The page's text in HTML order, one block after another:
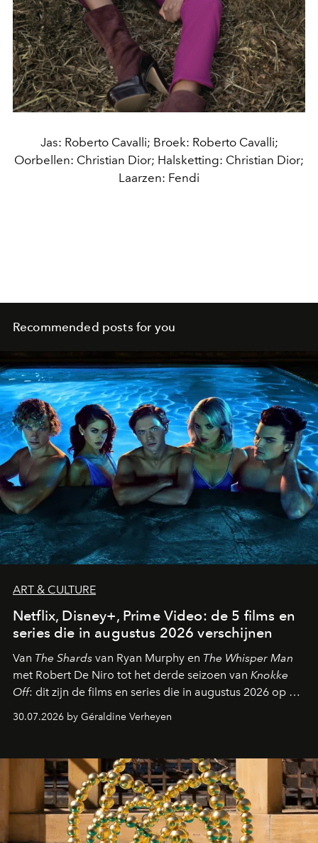
Jas: Roberto Cavalli; Broek: Roberto Cavalli;
Oorbellen: Christian Dior; Halsketting: Christian Dior;
Laarzen: Fendi
Recommended posts for you
ART & CULTURE
Netflix, Disney+, Prime Video: de 5 films en
series die in augustus 2026 verschijnen
Van The Shards van Ryan Murphy en The Whisper Man
met Robert De Niro tot het derde seizoen van Knokke
Off: dit zijn de films en series die in augustus 2026 op de
30.07.2026 by Géraldine Verheyen